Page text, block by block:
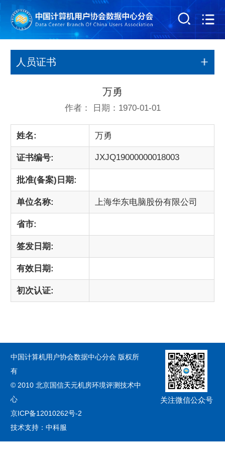
人员证书
万勇
作者： 日期：1970-01-01
姓名: 万勇
证书编号: JXJQ19000000018003
批准(备案)日期:
单位名称: 上海华东电脑股份有限公司
省市:
签发日期:
有效日期:
初次认证:
中国计算机用户协会数据中心分会 版权所
有
© 2010 北京国信天元机房环境评测技术中
心
京ICP备12010262号-2
技术支持：中科服
关注微信公众号